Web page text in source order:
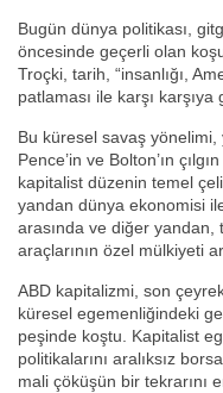
Bugün dünya politikası,
öncesinde geçerli olan
Troçki, tarih, “insanlığı,
patlaması ile karşı
Bu küresel savaş yönelimi,
Pence’in ve Bolton’ın
kapitalist düzenin temel
yandan dünya ekonomisi
arasında ve diğer yandan,
araçlarının özel mülkiyeti
ABD kapitalizmi, son
küresel egemenliğindeki
peşinde koştu. Kapitalist
politikalarını aralıksız
mali çöküşün bir tekrarını